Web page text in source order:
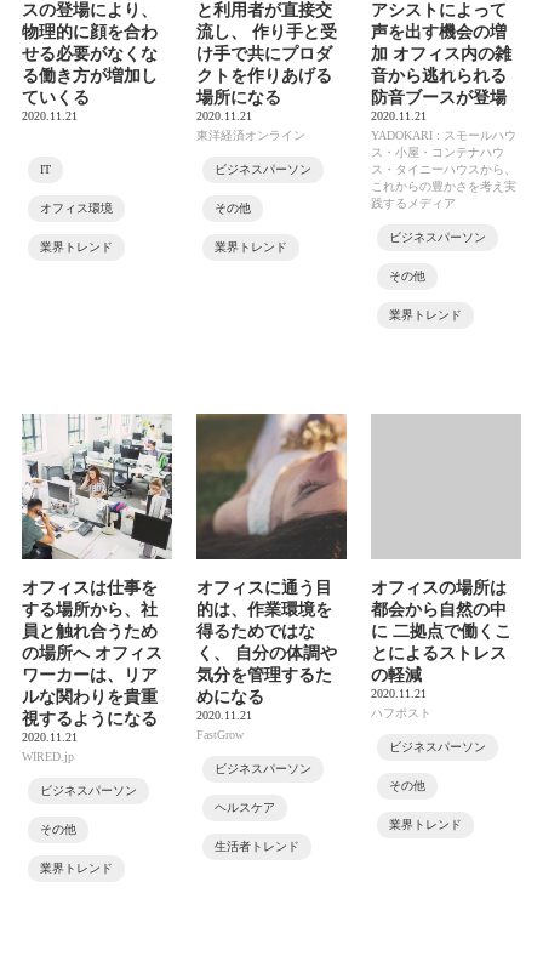
スの登場により、
物理的に顔を合わ
せる必要がなくな
る働き方が増加し
ていくる
2020.11.21
IT
オフィス環境
業界トレンド
と利用者が直接交
流し、 作り手と受
け手で共にプロダ
クトを作りあげる
場所になる
2020.11.21
東洋経済オンライン
ビジネスパーソン
その他
業界トレンド
アシストによって
声を出す機会の増
加 オフィス内の雑
音から逃れられる
防音ブースが登場
2020.11.21
YADOKARI : スモールハウ
ス・小屋・コンテナハウ
ス・タイニーハウスから、
これからの豊かさを考え実
践するメディア
ビジネスパーソン
その他
業界トレンド
オフィスは仕事を
する場所から、社
員と触れ合うため
の場所へ オフィス
ワーカーは、リア
ルな関わりを貴重
視するようになる
2020.11.21
WIRED.jp
ビジネスパーソン
その他
業界トレンド
オフィスに通う目
的は、作業環境を
得るためではな
く、 自分の体調や
気分を管理するた
めになる
2020.11.21
FastGrow
ビジネスパーソン
ヘルスケア
生活者トレンド
オフィスの場所は
都会から自然の中
に 二拠点で働くこ
とによるストレス
の軽減
2020.11.21
ハフポスト
ビジネスパーソン
その他
業界トレンド